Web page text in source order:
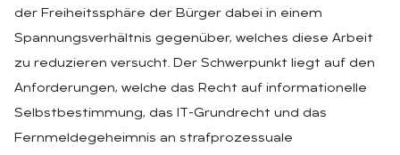
der Freiheitssphäre der Bürger dabei in einem
Spannungsverhältnis gegenüber, welches diese Arbeit
zu reduzieren versucht. Der Schwerpunkt liegt auf den
Anforderungen, welche das Recht auf informationelle
Selbstbestimmung, das IT-Grundrecht und das
Fernmeldegeheimnis an strafprozessuale